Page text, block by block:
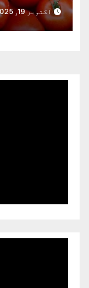
اکتوبر 19, 2025